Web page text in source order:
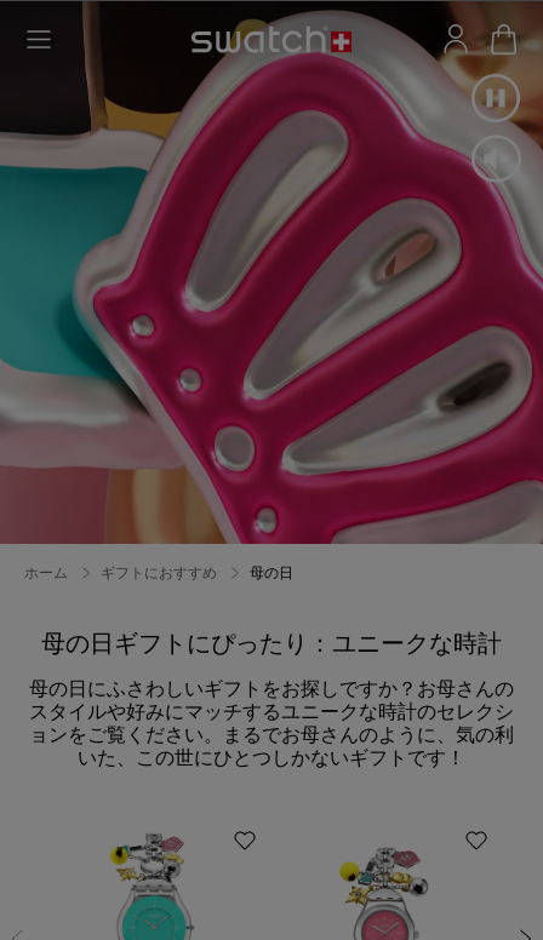
ホーム ギフトにおすすめ 母の日
母の日ギフトにぴったり：ユニークな時計
母の日にふさわしいギフトをお探しですか？お母さんの
スタイルや好みにマッチするユニークな時計のセレクシ
ョンをご覧ください。まるでお母さんのように、気の利
いた、この世にひとつしかないギフトです！